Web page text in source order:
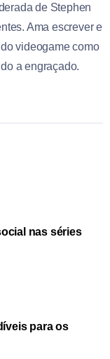
de Stephen
Ama escrever e
videogame como
a engraçado.
nas séries
para os